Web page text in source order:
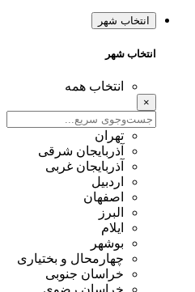
انتخاب شهر
انتخاب شهر
انتخاب همه
تهران
آذربایجان شرقی
آذربایجان غربی
اردبیل
اصفهان
البرز
ایلام
بوشهر
چهارمحال و بختیاری
خراسان جنوبی
خراسان رضوی